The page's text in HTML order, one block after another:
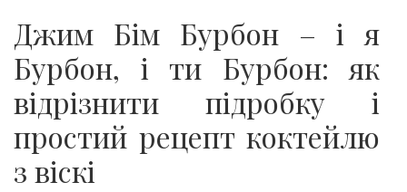
Джим Бім Бурбон – і я
Бурбон, і ти Бурбон: як
відрізнити підробку і
простий рецепт коктейлю
з віскі